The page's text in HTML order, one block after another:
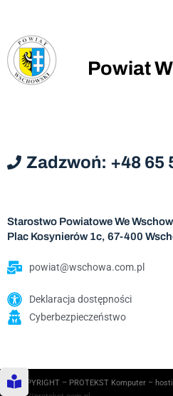
Powiat
Zadzwoń: +48 65
Starostwo Powiatowe We
Plac Kosynierów 1c, 67-400
powiat@wschowa.com.pl
Deklaracja dostępności
Cyberbezpieczeństwo
© COPYRIGHT – PROTEKST Komputer –